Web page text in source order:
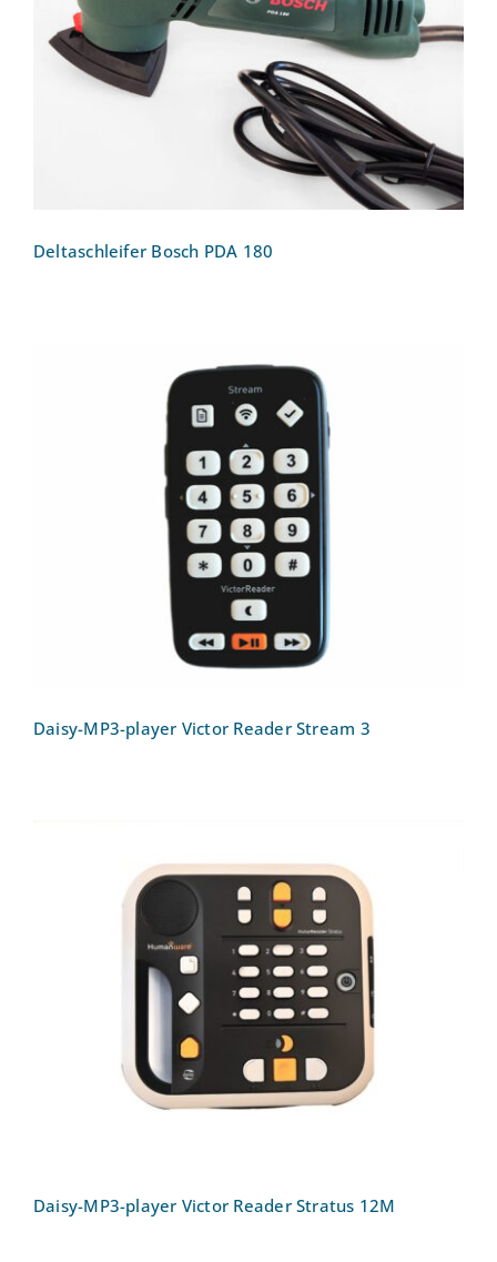
Deltaschleifer Bosch PDA 180
Deltaschleifer Bosch PDA 180
Daisy-MP3-player Victor Reader Stream
3
Daisy-MP3-player Victor Reader Stream 3
Daisy-MP3-player Victor Reader Stratus
12M
Daisy-MP3-player Victor Reader Stratus 12M